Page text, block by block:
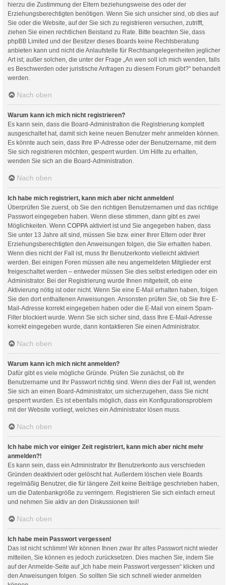
hierzu die Zustimmung der Eltern beziehungsweise des oder der
Erziehungsberechtigten benötigen. Wenn Sie sich unsicher sind, ob dies auf
Sie oder die Website, auf der Sie sich zu registrieren versuchen, zutrifft,
ziehen Sie einen rechtlichen Beistand zu Rate. Bitte beachten Sie, dass
phpBB Limited und der Besitzer dieses Boards keine Rechtsberatung
anbieten kann und nicht die Anlaufstelle für Rechtsangelegenheiten jeglicher
Art ist; außer solchen, die unter der Frage „An wen soll ich mich wenden, falls
es Beschwerden oder juristische Anfragen zu diesem Forum gibt?“ behandelt
werden.
Nach oben
Warum kann ich mich nicht registrieren?
Es kann sein, dass die Board-Administration die Registrierung komplett
ausgeschaltet hat, damit sich keine neuen Benutzer mehr anmelden können.
Es könnte auch sein, dass Ihre IP-Adresse oder der Benutzername, mit dem
Sie sich registrieren möchten, gesperrt wurden. Um Hilfe zu erhalten,
wenden Sie sich an die Board-Administration.
Nach oben
Ich habe mich registriert, kann mich aber nicht anmelden!
Überprüfen Sie zuerst, ob Sie den richtigen Benutzernamen und das richtige
Passwort eingegeben haben. Wenn diese stimmen, dann gibt es zwei
Möglichkeiten. Wenn COPPA aktiviert ist und Sie angegeben haben, dass
Sie unter 13 Jahre alt sind, müssen Sie bzw. einer Ihrer Eltern oder Ihrer
Erziehungsberechtigten den Anweisungen folgen, die Sie erhalten haben.
Wenn dies nicht der Fall ist, muss Ihr Benutzerkonto vielleicht aktiviert
werden. Bei einigen Foren müssen alle neu angemeldeten Mitglieder erst
freigeschaltet werden – entweder müssen Sie dies selbst erledigen oder ein
Administrator. Bei der Registrierung wurde Ihnen mitgeteilt, ob eine
Aktivierung nötig ist oder nicht. Wenn Sie eine E-Mail erhalten haben, folgen
Sie den dort enthaltenen Anweisungen. Ansonsten prüfen Sie, ob Sie Ihre E-
Mail-Adresse korrekt eingegeben haben oder die E-Mail von einem Spam-
Filter blockiert wurde. Wenn Sie sich sicher sind, dass Ihre E-Mail-Adresse
korrekt eingegeben wurde, dann kontaktieren Sie einen Administrator.
Nach oben
Warum kann ich mich nicht anmelden?
Dafür gibt es viele mögliche Gründe. Prüfen Sie zunächst, ob Ihr
Benutzername und Ihr Passwort richtig sind. Wenn dies der Fall ist, wenden
Sie sich an einen Board-Administrator, um sicherzugehen, dass Sie nicht
gesperrt wurden. Es ist ebenfalls möglich, dass ein Konfigurationsproblem
mit der Website vorliegt, welches ein Administrator lösen muss.
Nach oben
Ich habe mich vor einiger Zeit registriert, kann mich aber nicht mehr
anmelden?!
Es kann sein, dass ein Administrator Ihr Benutzerkonto aus verschieden
Gründen deaktiviert oder gelöscht hat. Außerdem löschen viele Boards
regelmäßig Benutzer, die für längere Zeit keine Beiträge geschrieben haben,
um die Datenbankgröße zu verringern. Registrieren Sie sich einfach erneut
und nehmen Sie aktiv an den Diskussionen teil!
Nach oben
Ich habe mein Passwort vergessen!
Das ist nicht schlimm! Wir können Ihnen zwar Ihr altes Passwort nicht wieder
mitteilen, Sie können es jedoch zurücksetzen. Dies machen Sie, indem Sie
auf der Anmelde-Seite auf „Ich habe mein Passwort vergessen“ klicken und
den Anweisungen folgen. So sollten Sie sich schnell wieder anmelden